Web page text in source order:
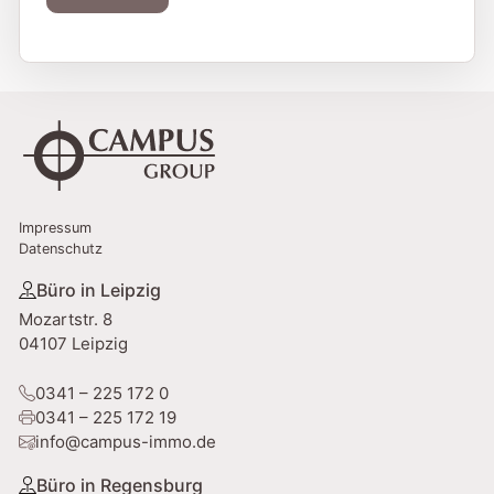
a
e
1
e
r
n
t
i
v
e
:
Impressum
Datenschutz
Büro in Leipzig
Mozartstr. 8
04107 Leipzig
0341 – 225 172 0
0341 – 225 172 19
info@campus-immo.de
Büro in Regensburg